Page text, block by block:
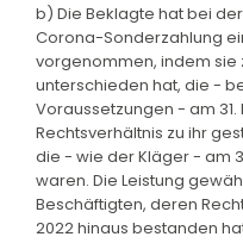
b) Die Beklagte hat bei
Corona-Sonderzahlung
vorgenommen, indem sie
unterschieden hat, die -
Voraussetzungen - am 31.
Rechtsverhältnis zu ihr
die - wie der Kläger - am
waren. Die Leistung
Beschäftigten, deren
2022 hinaus bestanden